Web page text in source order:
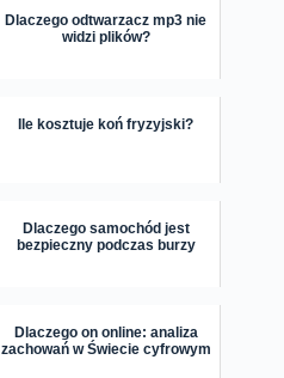
Dlaczego odtwarzacz mp3 nie
widzi plików?
Ile kosztuje koń fryzyjski?
Dlaczego samochód jest
bezpieczny podczas burzy
Dlaczego on online: analiza
zachowań w Świecie cyfrowym